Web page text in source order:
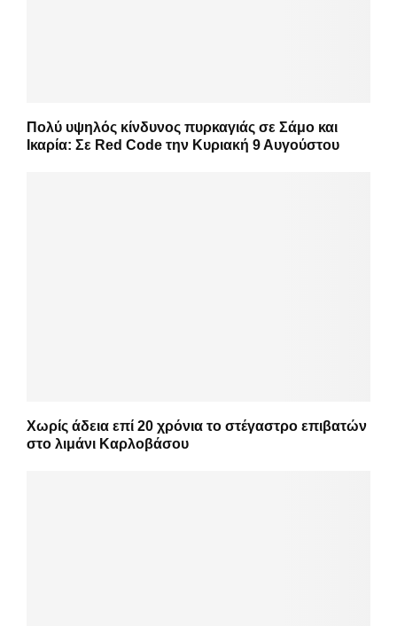
Πολύ υψηλός κίνδυνος πυρκαγιάς σε Σάμο και
Ικαρία: Σε Red Code την Κυριακή 9 Αυγούστου
Χωρίς άδεια επί 20 χρόνια το στέγαστρο επιβατών
στο λιμάνι Καρλοβάσου